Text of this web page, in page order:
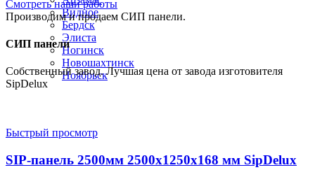
Видное
Бердск
Элиста
Ногинск
Новошахтинск
Ноябрьск
Смотреть наши работы
Производим и продаем СИП панели.
СИП панели
Собственный завод. Лучшая цена от завода изготовителя
SipDelux
Быстрый просмотр
SIP-панель 2500мм 2500x1250x168 мм SipDelux